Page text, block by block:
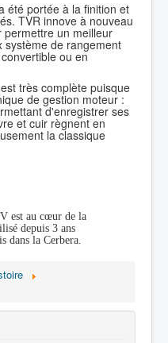
été portée à la finition et
TVR innove à nouveau
un meilleur
système de rangement
ou en
très complète puisque
de gestion moteur :
d'enregistrer ses
et cuir règnent en
la classique
est au cœur de la
depuis 3 ans
dans la Cerbera.